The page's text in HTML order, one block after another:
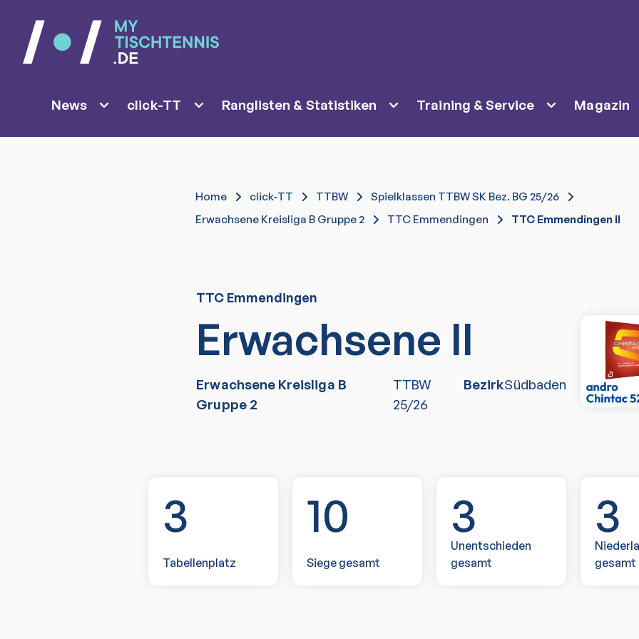
News click-TT Ranglisten & Statistiken Training & Service Magazin
Home click-TT TTBW
Spielklassen TTBW SK Bez. BG 25/26
Erwachsene Kreisliga B Gruppe 2
TTC Emmendingen TTC Emmendingen II
TTC Emmendingen
Erwachsene II
Erwachsene Kreisliga B
Gruppe 2
TTBW
25/26
BezirkSüdbaden
3
Tabellenplatz
10
Siege gesamt
3
Unentschieden
gesamt
3
gesamt